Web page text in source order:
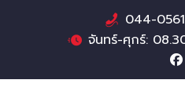
044-
จันทร์-ศุกร์: